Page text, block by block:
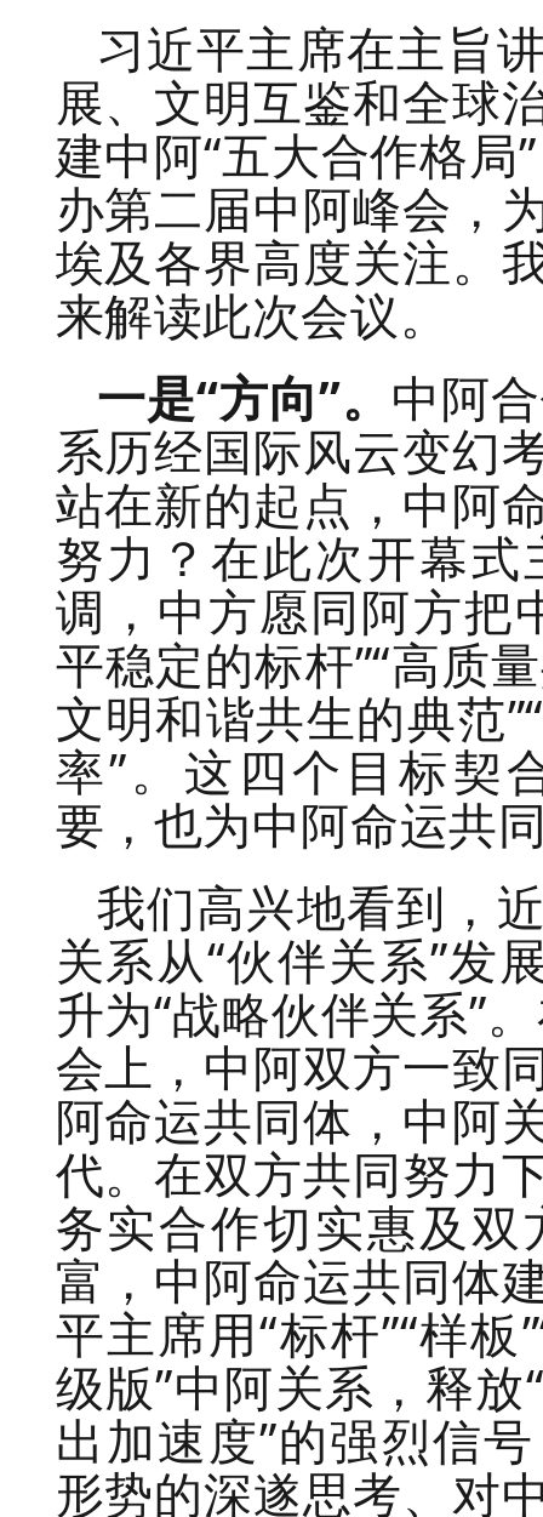
习近平主席在主旨
展、文明互鉴和全球
建中阿“五大合作格
办第二届中阿峰会，
埃及各界高度关注。
来解读此次会议。
一是“方向”。 中阿
系历经国际风云变幻
站在新的起点，中阿
努力？在此次开幕
调，中方愿同阿方把
平稳定的标杆”“高质
文明和谐共生的典范
率”。这四个目标契
要，也为中阿命运共
我们高兴地看到，
关系从“伙伴关系”发
升为“战略伙伴关系”
会上，中阿双方一致
阿命运共同体，中阿
代。在双方共同努力
务实合作切实惠及
富，中阿命运共同体
平主席用“标杆”“样板
级版”中阿关系，释
出加速度”的强烈信
形势的深遂思考、对